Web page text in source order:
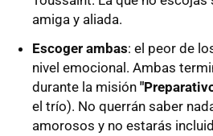
amiga y aliada.
Escoger ambas: el peor de
nivel emocional. Ambas
durante la misión
el trío). No querrán saber
amorosos y no estarás